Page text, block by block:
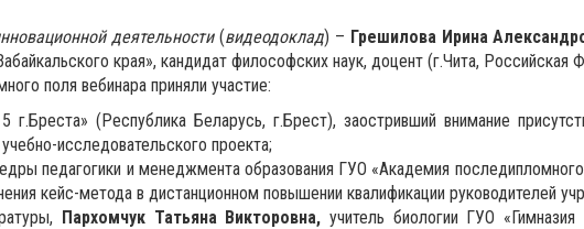
деятельности(видеодоклад) – Грешилова Ирина
края», кандидат философских наук, доцент (г.Чита, Российская
поля вебинара приняли участие:
(Республика Беларусь, г.Брест), заостривший внимание
исследовательского проекта;
педагогики и менеджмента образования ГУО «Академия
кейс-метода в дистанционном повышении квалификации руководителей
Пархомчук Татьяна Викторовна,учитель биологии ГУО